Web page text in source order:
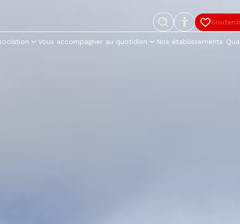
Paramètres d’accessibilité Contenu
–
Vous accompagner au quotidien Nos établissements